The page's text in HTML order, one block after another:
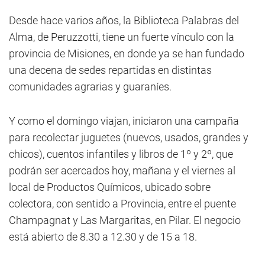
Desde hace varios años, la Biblioteca Palabras del
Alma, de Peruzzotti, tiene un fuerte vínculo con la
provincia de Misiones, en donde ya se han fundado
una decena de sedes repartidas en distintas
comunidades agrarias y guaraníes.
Y como el domingo viajan, iniciaron una campaña
para recolectar juguetes (nuevos, usados, grandes y
chicos), cuentos infantiles y libros de 1º y 2º, que
podrán ser acercados hoy, mañana y el viernes al
local de Productos Químicos, ubicado sobre
colectora, con sentido a Provincia, entre el puente
Champagnat y Las Margaritas, en Pilar. El negocio
está abierto de 8.30 a 12.30 y de 15 a 18.